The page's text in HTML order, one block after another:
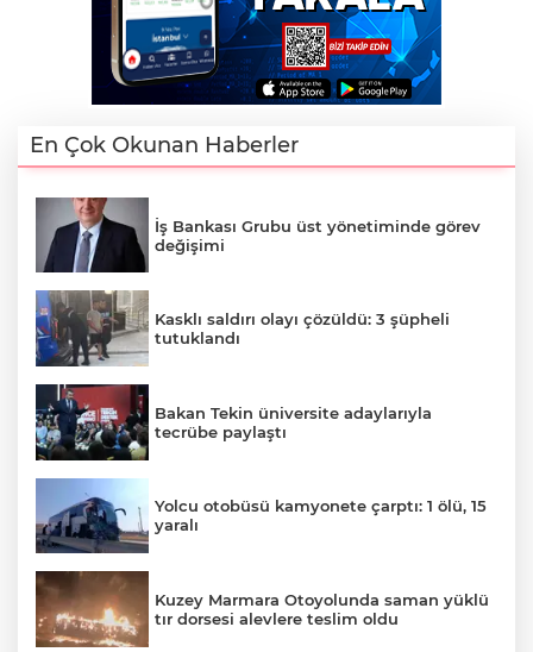
En Çok Okunan Haberler
İş Bankası Grubu üst yönetiminde görev
değişimi
Kasklı saldırı olayı çözüldü: 3 şüpheli
tutuklandı
Bakan Tekin üniversite adaylarıyla
tecrübe paylaştı
Yolcu otobüsü kamyonete çarptı: 1 ölü, 15
yaralı
Kuzey Marmara Otoyolunda saman yüklü
tır dorsesi alevlere teslim oldu